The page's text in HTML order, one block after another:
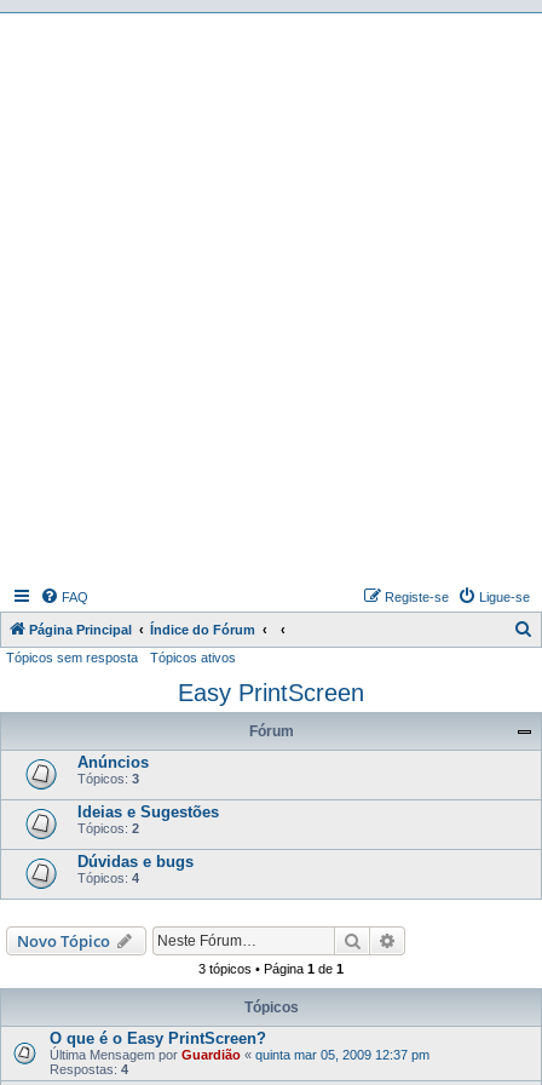
FAQ Ligue-se
Registe-se
Página Principal Índice do Fórum
q
s
Tópicos sem resposta Tópicos ativos
Easy PrintScreen
Fórum
Anúncios
Tópicos: 3
Ideias e Sugestões
Tópicos: 2
Dúvidas e bugs
Tópicos: 4
Novo Tópico Pesquisar
3 tópicos • Página 1 de 1
Tópicos
O que é o Easy PrintScreen?
Última Mensagem por Guardião « quinta mar 05, 2009 12:37 pm
Respostas: 4